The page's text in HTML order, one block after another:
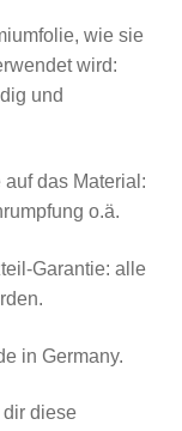
wie sie
wird:
und
das Material:
o.ä.
Garantie: alle
in Germany.
diese